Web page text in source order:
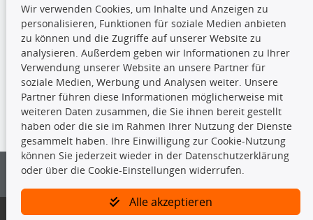
TecDoc Inside
Die hier angezeigten Daten insbesondere die gesamte Datenbank dürfen
nicht kopiert werden.
Es ist zu unterlassen, die Daten oder die gesamte Datenbank ohne
vorherige Zustimmung von TecDoc zu vervielfältigen, zu verbreiten
und/oder diese Handlungen durch Dritte ausführen zu lassen. Ein
Bitte prüfen Sie, ob das über unseren Onlineshop identifizierte Ersatzteil
Wir verwenden Cookies, um Inhalte und Anzeigen zu
personalisieren, Funktionen für soziale Medien anbieten
zu können und die Zugriffe auf unserer Website zu
analysieren. Außerdem geben wir Informationen zu Ihrer
Verwendung unserer Website an unsere Partner für
soziale Medien, Werbung und Analysen weiter. Unsere
Partner führen diese Informationen möglicherweise mit
weiteren Daten zusammen, die Sie ihnen bereit gestellt
haben oder die sie im Rahmen Ihrer Nutzung der Dienste
gesammelt haben. Ihre Einwilligung zur Cookie-Nutzung
können Sie jederzeit wieder in der Datenschutzerklärung
oder über die Cookie-Einstellungen widerrufen.
Alle akzeptieren